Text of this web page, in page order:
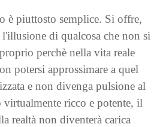
è piuttosto semplice. Si offre,
di qualcosa che non si
perchè nella vita reale
potersi approssimare a quel
e non divenga pulsione al
virtualmente ricco e potente, il
realtà non diventerà carica